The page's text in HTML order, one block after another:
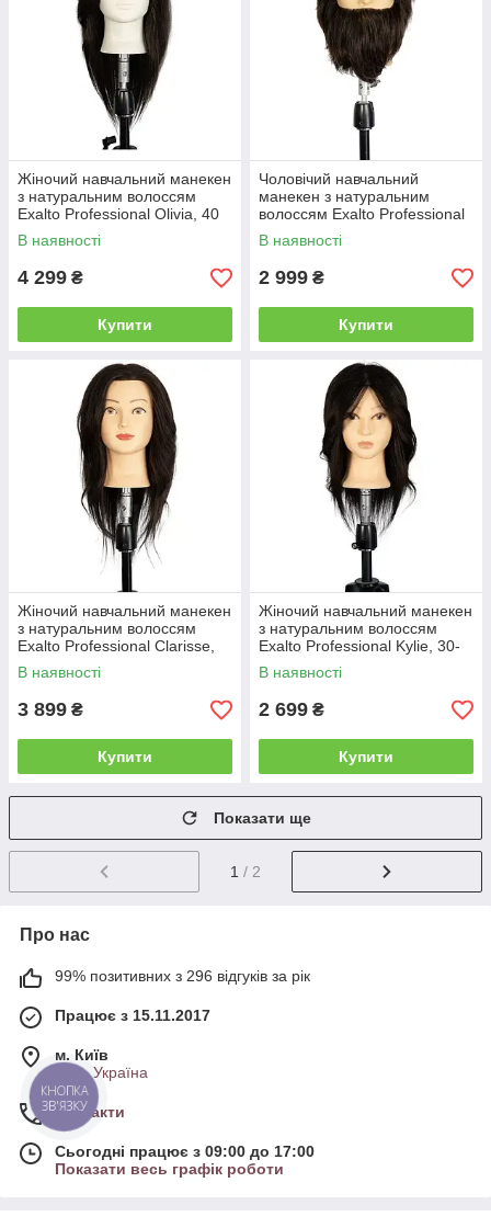
Жіночий навчальний манекен
з натуральним волоссям
Exalto Professional Olivia, 40
см, брюнетка (REF1023)
В наявності
4 299 ₴
Купити
Чоловічий навчальний
манекен з натуральним
волоссям Exalto Professional
Mike, 20 см, брюнет, з
бородою (REF1041)
В наявності
2 999 ₴
Купити
Жіночий навчальний манекен
з натуральним волоссям
Exalto Professional Clarisse,
35 см, брюнетка (REF1020)
В наявності
3 899 ₴
Купити
Жіночий навчальний манекен
з натуральним волоссям
Exalto Professional Kylie, 30-
35 см, брюнетка (REF1050)
В наявності
2 699 ₴
Купити
Показати ще
1 / 2
Про нас
99% позитивних з 296 відгуків за рік
Працює з 15.11.2017
м. Київ
Київ, Україна
Контакти
Сьогодні працює з 09:00 до 17:00
Показати весь графік роботи
КНОПКА
ЗВ'ЯЗКУ